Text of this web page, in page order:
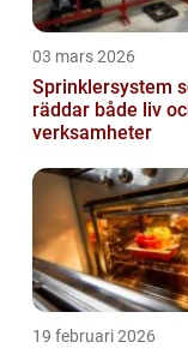
03 mars 2026
Sprinklersystem
räddar både liv
verksamheter
19 februari 2026